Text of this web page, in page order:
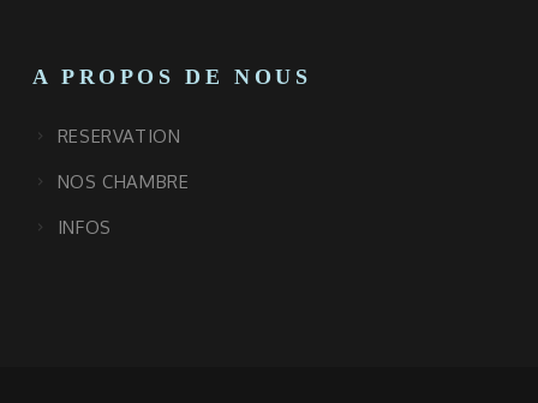
A PROPOS DE NOUS
RESERVATION
NOS CHAMBRE
INFOS